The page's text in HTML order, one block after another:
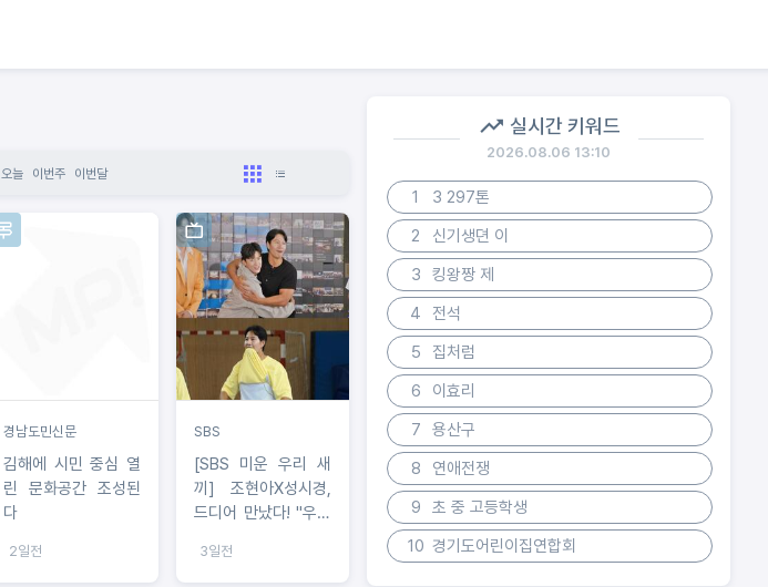
오늘 이번주 이번달
경남도민신문
김해에 시민 중심 열
린 문화공간 조성된
다
2일전
SBS
[SBS 미운 우리 새
끼] 조현아X성시경,
드디어 만났다! "우리
들켜" 성시경의 폭탄
3일전
실시간 키워드
2026.08.06 13:10
1
3 297톤
2
신기생뎐 이
3
킹왕짱 제
4
전석
5
집처럼
6
이효리
7
용산구
8
연애전쟁
9
초 중 고등학생
10 경기도어린이집연합회